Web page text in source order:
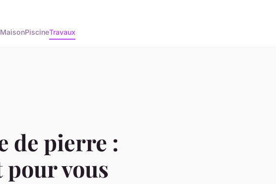
MaisonPiscineTravaux
de pierre :
vous